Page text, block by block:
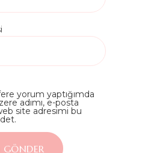
yorum yaptığımda
adımı, e-posta
site adresimi bu